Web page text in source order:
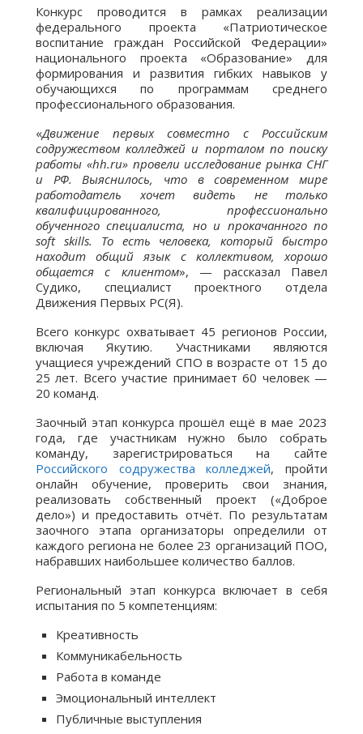
Конкурс проводится в рамках реализации
федерального проекта «Патриотическое
воспитание граждан Российской Федерации»
национального проекта «Образование» для
формирования и развития гибких навыков у
обучающихся по программам среднего
профессионального образования.
«Движение первых совместно с Российским
содружеством колледжей и порталом по поиску
работы «hh.ru» провели исследование рынка СНГ
и РФ. Выяснилось, что в современном мире
работодатель хочет видеть не только
квалифицированного, профессионально
обученного специалиста, но и прокачанного по
soft skills. То есть человека, который быстро
находит общий язык с коллективом, хорошо
общается с клиентом», — рассказал Павел
Судико, специалист проектного отдела
Движения Первых РС(Я).
Всего конкурс охватывает 45 регионов России,
включая Якутию. Участниками являются
учащиеся учреждений СПО в возрасте от 15 до
25 лет. Всего участие принимает 60 человек —
20 команд.
Заочный этап конкурса прошёл ещё в мае 2023
года, где участникам нужно было собрать
команду, зарегистрироваться на сайте
Российского содружества колледжей, пройти
онлайн обучение, проверить свои знания,
реализовать собственный проект («Доброе
дело») и предоставить отчёт. По результатам
заочного этапа организаторы определили от
каждого региона не более 23 организаций ПОО,
набравших наибольшее количество баллов.
Региональный этап конкурса включает в себя
испытания по 5 компетенциям:
Креативность
Коммуникабельность
Работа в команде
Эмоциональный интеллект
Публичные выступления